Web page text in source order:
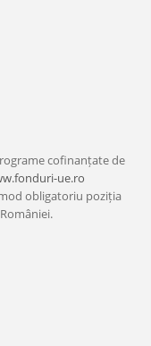
cofinanțate de
ue.ro
obligatoriu poziția